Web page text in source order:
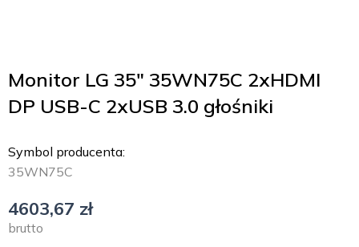
Monitor LG 35″ 35WN75C 2xHDMI
DP USB-C 2xUSB 3.0 głośniki
Symbol producenta:
35WN75C
4603,67 zł
brutto